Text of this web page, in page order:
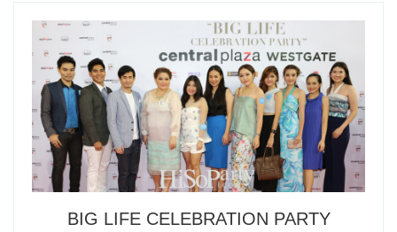
BIG LIFE CELEBRATION PARTY